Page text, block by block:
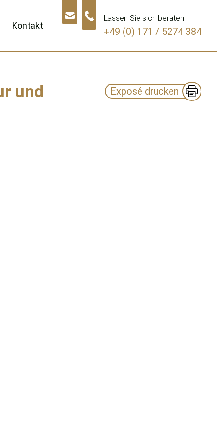
Kontakt
Lassen Sie sich beraten
+49 (0) 171 / 5274 384
Exposé drucken
und